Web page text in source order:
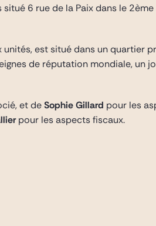
6 rue de la Paix dans le
est situé dans un quartier
de réputation mondiale, un
et deSophie Gillard pour les
pour les aspects fiscaux.